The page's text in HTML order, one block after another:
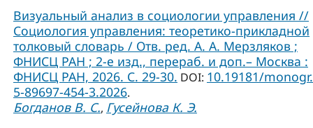
Визуальный анализ в социологии управления //
Социология управления: теоретико-прикладной
толковый словарь / Отв. ред. А. А. Мерзляков ;
ФНИСЦ РАН ; 2-е изд., перераб. и доп.– Москва :
ФНИСЦ РАН, 2026. С. 29-30. DOI: 10.19181/
5-89697-454-3.2026.
Богданов В. С., Гусейнова К. Э.